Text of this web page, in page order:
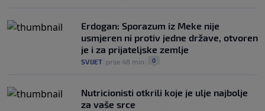
Erdogan: Sporazum iz Meke nije
usmjeren ni protiv jedne države, otvoren
je i za prijateljske zemlje
SVIJET prije 48 min 0
Nutricionisti otkrili koje je ulje najbolje
za vaše srce